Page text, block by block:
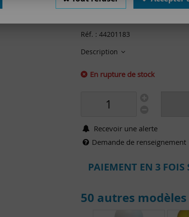
28,00€TTC
Réf. : 44201183
Description
En rupture de stock
Recevoir une alerte
Demande de renseignement
PAIEMENT EN 3 FOIS
50 autres